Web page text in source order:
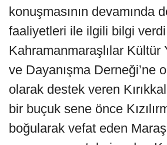
konuşmasının devamında
faaliyetleri ile ilgili bilgi
Kahramanmaraşlılar Kültür
ve Dayanışma Derneği’ne
olarak destek veren
bir buçuk sene önce
boğularak vefat eden